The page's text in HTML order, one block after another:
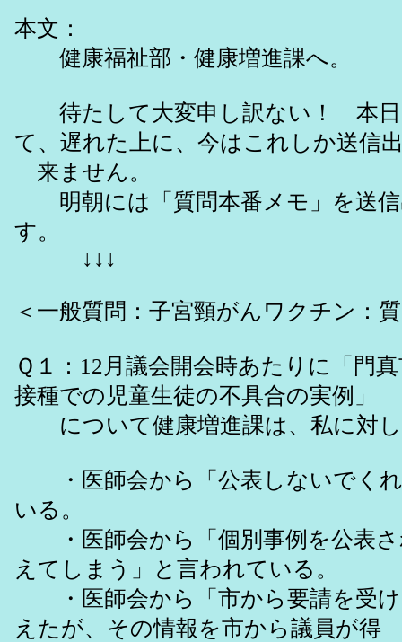
本文：
健康福祉部・健康増進課へ。
待たして大変申し訳ない！ 本日
て、遅れた上に、今はこれしか送信
来ません。
明朝には「質問本番メモ」を送信
す。
↓↓↓
＜一般質問：子宮頸がんワクチン：
Ｑ１：12月議会開会時あたりに「門
接種での児童生徒の不具合の実例」
について健康増進課は、私に対
・医師会から「公表しないでくれ
いる。
・医師会から「個別事例を公表さ
えてしまう」と言われている。
・医師会から「市から要請を受け
えたが、その情報を市から議員が得